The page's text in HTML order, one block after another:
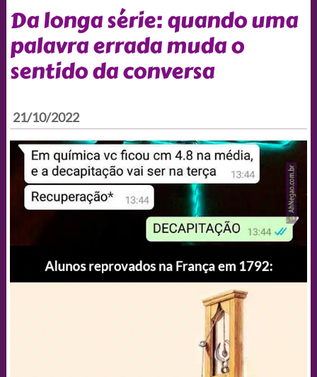
Da longa série: quando uma
palavra errada muda o
sentido da conversa
21/10/2022